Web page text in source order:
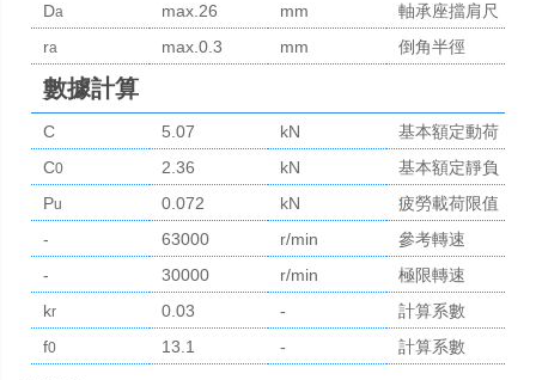
Da max.26 mm
軸承座擋肩尺
寸
ra max.0.3 mm 倒角半徑
數據計算
C 5.07 kN
基本額定動荷
C0 2.36 kN
基本額定靜負
荷
Pu 0.072 kN
疲勞載荷限值
-
63000 r/min
參考轉速
-
30000 r/min
極限轉速
kr 0.03 -
計算系數
f0 13.1 - 計算系數